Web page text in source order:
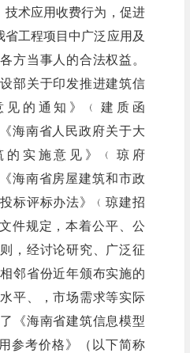
技术应用收费行为，促进
省工程项目中广泛应用及
方当事人的合法权益。
部关于印发推进建筑信
见的通知》﹙建质函
海南省人民政府关于大
的实施意见》﹙琼府
海南省房屋建筑和市政
标评标办法》﹙琼建招
件规定，本着公平、公
，经讨论研究、广泛征
邻省份近年颁布实施的
平、，市场需求等实际
《海南省建筑信息模型
参考价格》（以下简称